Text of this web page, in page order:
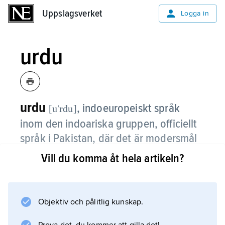
Uppslagsverket Logga in
urdu
urdu [uʹrdu], indoeuropeiskt språk
inom den indoariska gruppen, officiellt
språk i Pakistan, där det är modersmål
för cirka 19 miljoner (2022).
är ett turkiskt ord i persisk form. Det betyder
Vill du komma åt hela artikeln?
Objektiv och pålitlig kunskap.